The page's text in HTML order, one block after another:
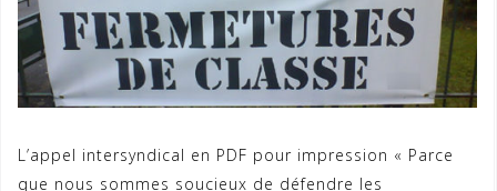
L’appel intersyndical en PDF pour impression « Parce
que nous sommes soucieux de défendre les